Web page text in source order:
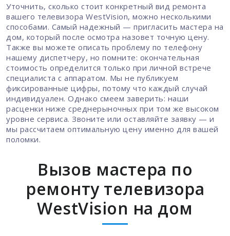
Уточнить, сколько стоит конкретный вид ремонта
вашего телевизора WestVision, можно несколькими
способами. Самый надежный — пригласить мастера на
дом, который после осмотра назовет точную цену.
Также вы можете описать проблему по телефону
нашему диспетчеру, но помните: окончательная
стоимость определится только при личной встрече
специалиста с аппаратом. Мы не публикуем
фиксированные цифры, потому что каждый случай
индивидуален. Однако смеем заверить: наши
расценки ниже среднерыночных при том же высоком
уровне сервиса. Звоните или оставляйте заявку — и
мы рассчитаем оптимальную цену именно для вашей
поломки.
Вызов мастера по
ремонту телевизора
WestVision на дом